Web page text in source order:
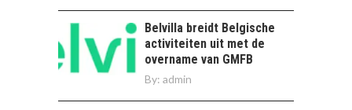
chilenas: clave para un
crecimiento…
CHILE COMO HUB
TECNOLÓGICO DE
AMÉRICA LATINA:
AVANCES Y DESAFÍOS
Belvilla breidt Belgische
activiteiten uit met de
overname van GMFB
By: admin